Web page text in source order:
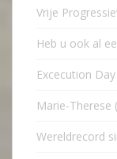
Vrije
Heb u ook al
Excecution Day
Marie-Therese
Wereldrecord